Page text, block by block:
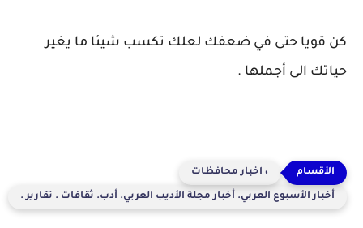
كن قويا حتى في ضعفك لعلك تكسب شيئا ما يغير
حياتك الى أجملها .
، اخبار محافظات
أخبار الأسبوع العربي. أخبار مجلة الأديب العربي. أدب. ثقافات . تقارير .